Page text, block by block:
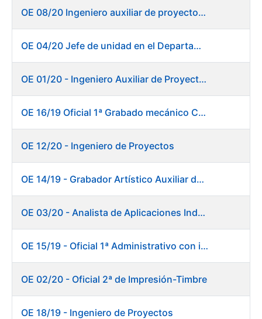
Mostrar/Ocultar
Mostrar/Ocultar
Mostrar/Ocultar
OE 08/20 Ingeniero auxiliar de proyectos en el departamento de Fábrica de Papel - Burgos
OE 04/20 Jefe de unidad en el Departamento de Fábrica de Papel - Burgos
OE 01/20 - Ingeniero Auxiliar de Proyectos
OE 16/19 Oficial 1ª Grabado mecánico CAD
OE 12/20 - Ingeniero de Proyectos
OE 14/19 - Grabador Artístico Auxiliar de Originales. Departamento de Preimpresión
OE 03/20 - Analista de Aplicaciones Industriales
OE 15/19 - Oficial 1ª Administrativo con inglés y francés
OE 02/20 - Oficial 2ª de Impresión-Timbre
OE 18/19 - Ingeniero de Proyectos